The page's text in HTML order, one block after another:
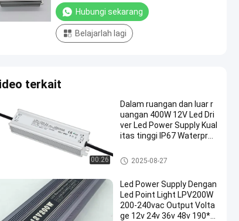
Hubungi sekarang
Belajarlah lagi
terkait
00:26
Dalam ruangan dan luar r
uangan 400W 12V Led Dri
ver Led Power Supply Kual
itas tinggi IP67 Waterproo
Modul Lampu LED
2025-08-27
Led Power Supply Dengan
Led Point Light LPV200W
200-240vac Output Volta
ge 12v 24v 36v 48v 190*4